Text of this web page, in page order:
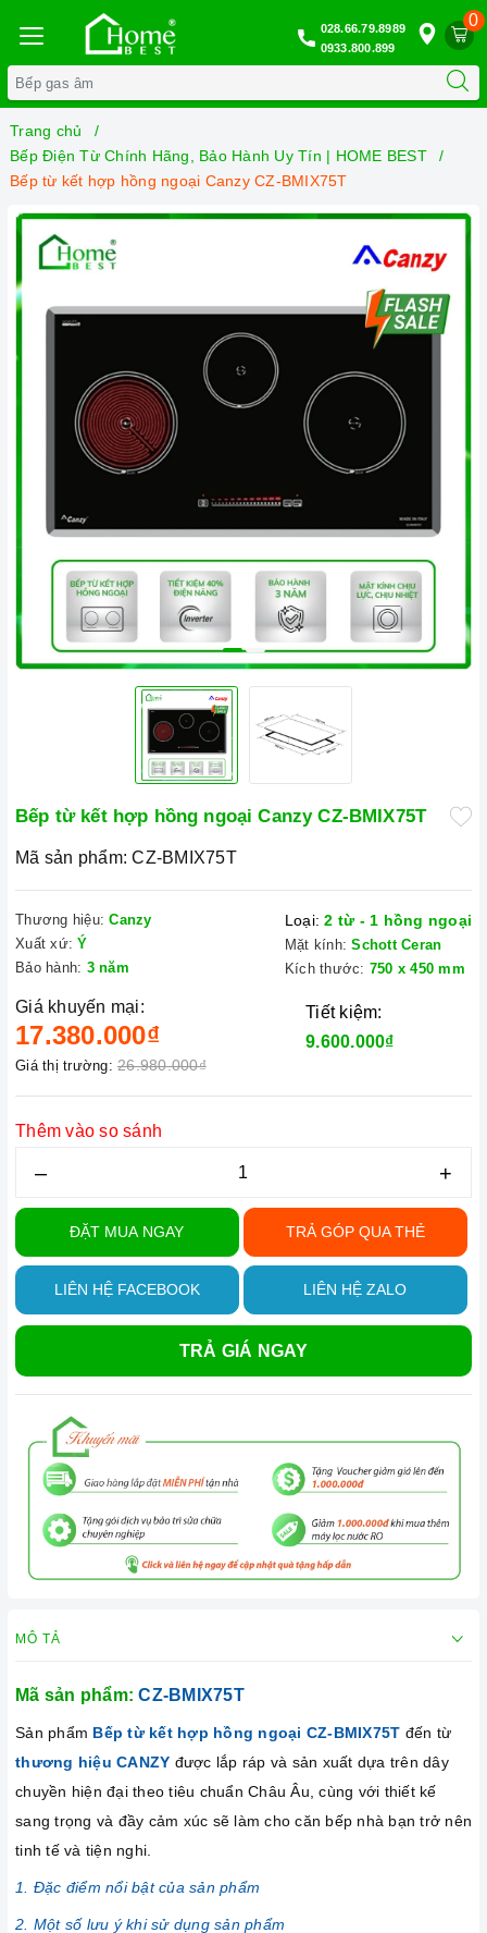
0
028.66.79.8989
0933.800.899
Trang chủ
Bếp Điện Từ Chính Hãng, Bảo Hành Uy Tín | HOME BEST
Bếp từ kết hợp hồng ngoại Canzy CZ-BMIX75T
Bếp từ kết hợp hồng ngoại Canzy CZ-BMIX75T
Mã sản phẩm: CZ-BMIX75T
Thương hiệu: Canzy
Xuất xứ: Ý
Bảo hành: 3 năm
Loại: 2 từ - 1 hồng ngoại
Mặt kính: Schott Ceran
Kích thước: 750 x 450 mm
Giá khuyến mại:
17.380.000₫
Giá thị trường: 26.980.000₫
Tiết kiệm:
9.600.000₫
Thêm vào so sánh
– +
ĐẶT MUA NGAY TRẢ GÓP QUA THẺ
LIÊN HỆ FACEBOOK LIÊN HỆ ZALO
TRẢ GIÁ NGAY
MÔ TẢ
Mã sản phẩm:CZ-BMIX75T
Sản phẩm Bếp từ kết hợp hồng ngoại CZ-BMIX75T đến từ
thương hiệu CANZY được lắp ráp và sản xuất dựa trên dây
chuyền hiện đại theo tiêu chuẩn Châu Âu, cùng với thiết kế
sang trọng và đầy cảm xúc sẽ làm cho căn bếp nhà bạn trở nên
tinh tế và tiện nghi.
1. Đặc điểm nổi bật của sản phẩm
2. Một số lưu ý khi sử dụng sản phẩm